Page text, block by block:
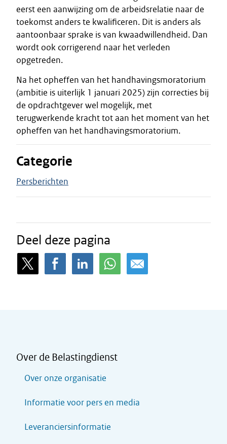
eerst een aanwijzing om de arbeidsrelatie naar de
toekomst anders te kwalificeren. Dit is anders als
aantoonbaar sprake is van kwaadwillendheid. Dan
wordt ook corrigerend naar het verleden
opgetreden.
Na het opheffen van het handhavingsmoratorium
(ambitie is uiterlijk 1 januari 2025) zijn correcties bij
de opdrachtgever wel mogelijk, met
terugwerkende kracht tot aan het moment van het
opheffen van het handhavingsmoratorium.
Categorie
Persberichten
Deel deze pagina
Over de Belastingdienst
Over onze organisatie
Informatie voor pers en media
Leveranciersinformatie